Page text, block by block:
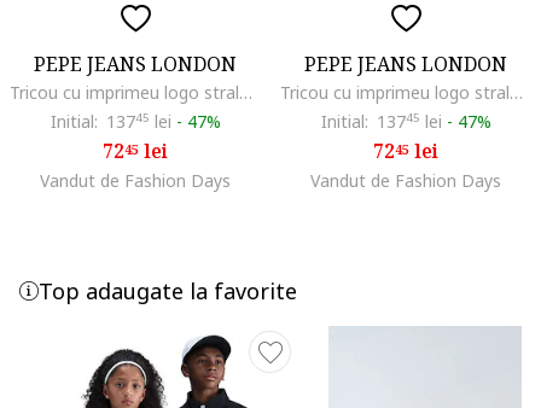
PEPE JEANS LONDON
Tricou cu imprimeu logo stralucitor Hana, Roz pastel
Initial: 13745 lei - 47%
7245 lei
Vandut de Fashion Days
PEPE JEANS LONDON
Tricou cu imprimeu logo stralucitor Hana, Auriu/Alb fildes
Initial: 13745 lei - 47%
7245 lei
Vandut de Fashion Days
Top adaugate la favorite